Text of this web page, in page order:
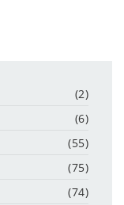
(2)
(6)
(55)
(75)
(74)